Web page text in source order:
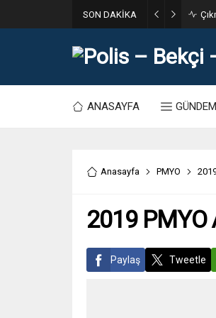
SON DAKİKA 31.
ANASAYFA GÜNDEM
Anasayfa PMYO
2019 PMYO
Paylaş Tweetle